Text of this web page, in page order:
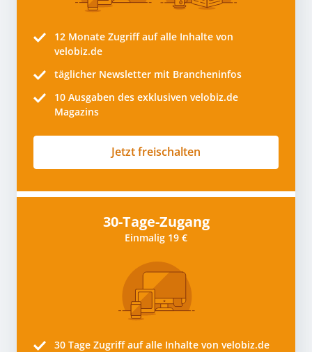
12 Monate Zugriff auf alle Inhalte von
velobiz.de
täglicher Newsletter mit Brancheninfos
10 Ausgaben des exklusiven velobiz.de
Magazins
Jetzt freischalten
30-Tage-Zugang
Einmalig 19 €
30 Tage Zugriff auf alle Inhalte von velobiz.de